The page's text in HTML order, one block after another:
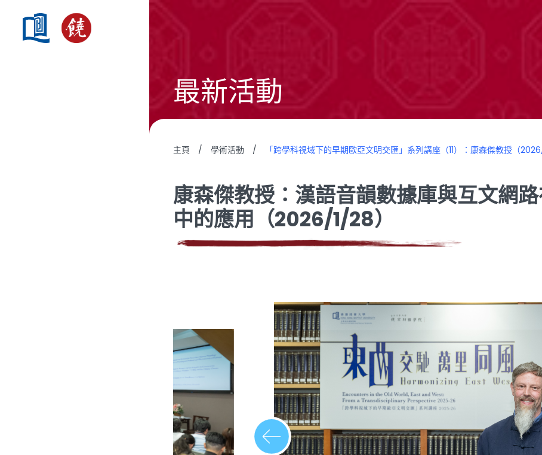
最新活動
主頁 / 學術活動 / 「跨學科視域下的早期歐亞文明交匯」系列講座（11）：康森傑教授（
康森傑教授：漢語音韻數據庫與互文網
中的應用（2026/1/28）